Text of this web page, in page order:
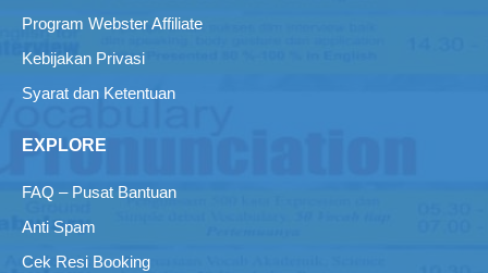
Program Webster Affiliate
Kebijakan Privasi
Syarat dan Ketentuan
EXPLORE
FAQ – Pusat Bantuan
Anti Spam
Cek Resi Booking